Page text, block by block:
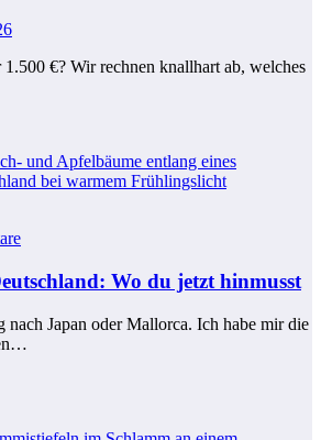
€? Wir rechnen knallhart ab, welches
Wo du jetzt hinmusst
nach Japan oder Mallorca. Ich habe mir die